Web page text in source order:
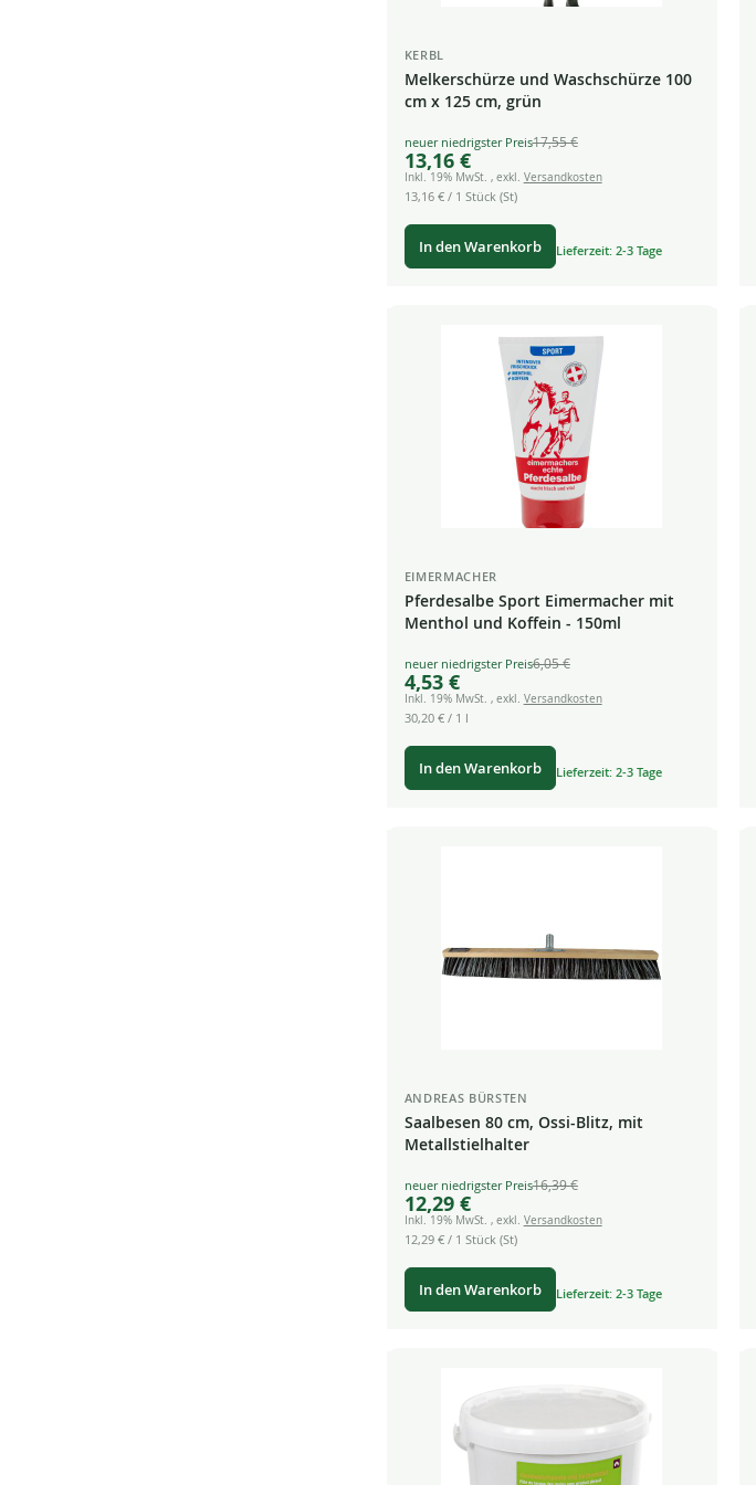
KERBL
Melkerschürze und Waschschürze 100
cm x 125 cm, grün
Special
Price
13,16 €
17,55 €
Inkl. 19% MwSt. , exkl. Versandkosten
13,16 €/ 1 Stück (St)
In den Warenkorb Lieferzeit: 2-3 Tage
EIMERMACHER
Pferdesalbe Sport Eimermacher mit
Menthol und Koffein - 150ml
Special
Price
4,53 €
6,05 €
Inkl. 19% MwSt. , exkl. Versandkosten
30,20 €/ 1 l
In den Warenkorb Lieferzeit: 2-3 Tage
ANDREAS BÜRSTEN
Saalbesen 80 cm, Ossi-Blitz, mit
Metallstielhalter
Special
Price
12,29 €
16,39 €
Inkl. 19% MwSt. , exkl. Versandkosten
12,29 €/ 1 Stück (St)
In den Warenkorb Lieferzeit: 2-3 Tage